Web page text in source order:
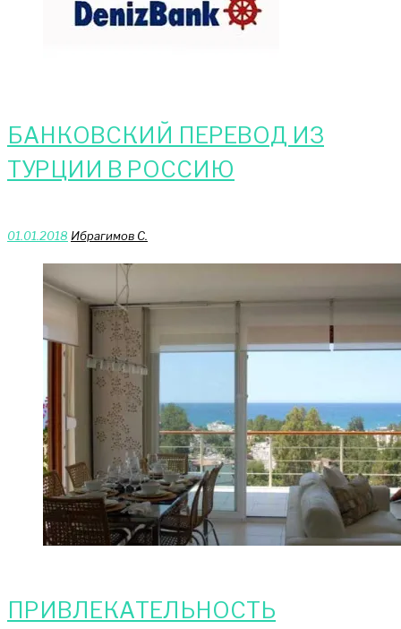
БАНКОВСКИЙ ПЕРЕВОД ИЗ
ТУРЦИИ В РОССИЮ
01.01.2018 Ибрагимов С.
ПРИВЛЕКАТЕЛЬНОСТЬ